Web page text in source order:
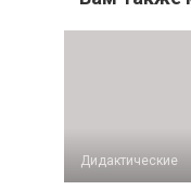
Дидактические